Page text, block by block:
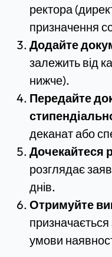
ректора
призначення
Додайте
залежить від
нижче).
Передайте
деканат або
Дочекайтеся
розглядає
днів.
Отримуйте
умови